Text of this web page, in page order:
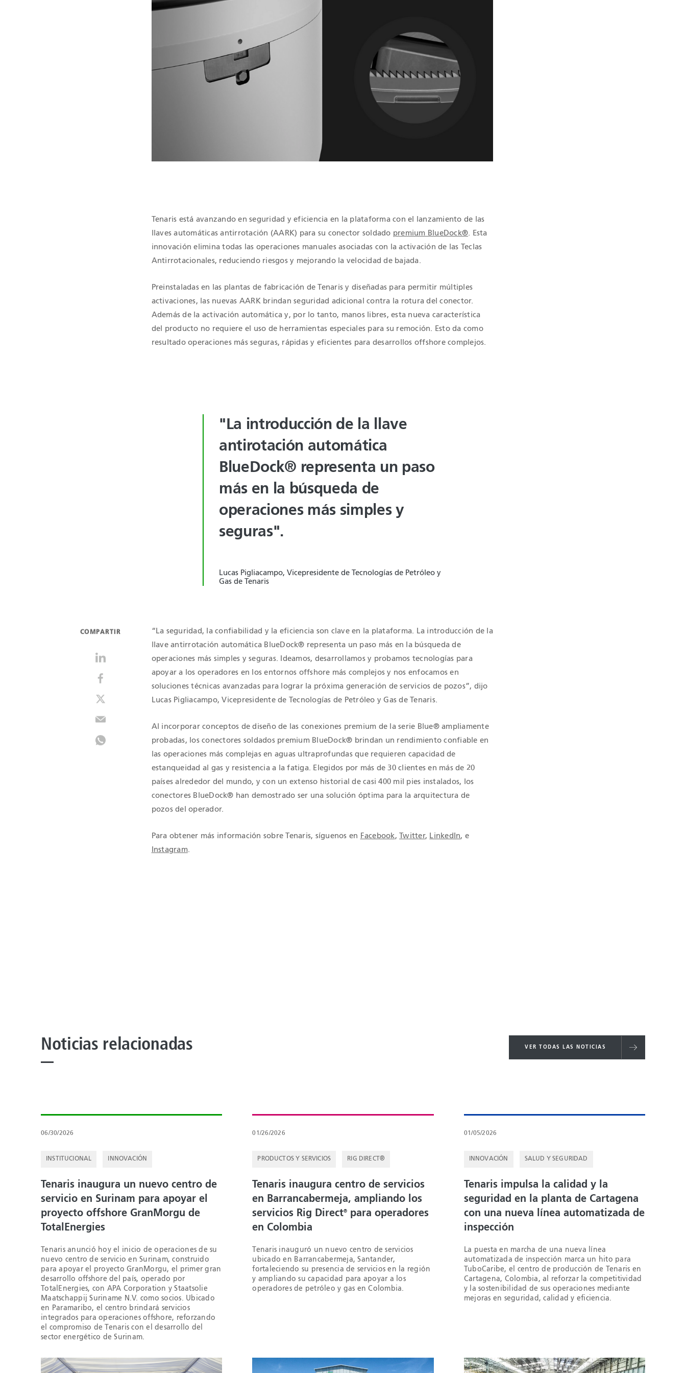
COMPARTIR
Tenaris está avanzando en seguridad y eficiencia en la plataforma con el lanzamiento de las
llaves automáticas antirrotación (AARK) para su conector soldado premium BlueDock® . Esta
innovación elimina todas las operaciones manuales asociadas con la activación de las Teclas
Antirrotacionales, reduciendo riesgos y mejorando la velocidad de bajada.
Preinstaladas en las plantas de fabricación de Tenaris y diseñadas para permitir múltiples
activaciones, las nuevas AARK brindan seguridad adicional contra la rotura del conector.
Además de la activación automática y, por lo tanto, manos libres, esta nueva característica
del producto no requiere el uso de herramientas especiales para su remoción. Esto da como
resultado operaciones más seguras, rápidas y eficientes para desarrollos offshore complejos.
"La introducción de la llave
antirotación automática
BlueDock® representa un paso
más en la búsqueda de
operaciones más simples y
seguras".
Lucas Pigliacampo, Vicepresidente de Tecnologías de Petróleo y
Gas de Tenaris
“La seguridad, la confiabilidad y la eficiencia son clave en la plataforma. La introducción de la
llave antirrotación automática BlueDock® representa un paso más en la búsqueda de
operaciones más simples y seguras. Ideamos, desarrollamos y probamos tecnologías para
apoyar a los operadores en los entornos offshore más complejos y nos enfocamos en
soluciones técnicas avanzadas para lograr la próxima generación de servicios de pozos”, dijo
Lucas Pigliacampo, Vicepresidente de Tecnologías de Petróleo y Gas de Tenaris.
Al incorporar conceptos de diseño de las conexiones premium de la serie Blue® ampliamente
probadas, los conectores soldados premium BlueDock® brindan un rendimiento confiable en
las operaciones más complejas en aguas ultraprofundas que requieren capacidad de
estanqueidad al gas y resistencia a la fatiga. Elegidos por más de 30 clientes en más de 20
países alrededor del mundo, y con un extenso historial de casi 400 mil pies instalados, los
conectores BlueDock® han demostrado ser una solución óptima para la arquitectura de
pozos del operador.
Para obtener más información sobre Tenaris, síguenos en Facebook, Twitter, LinkedIn, e
Instagram.
Noticias relacionadas VER TODAS LAS NOTICIAS
06/30/2026
INSTITUCIONAL INNOVACIÓN
Tenaris inaugura un nuevo centro de
servicio en Surinam para apoyar el
proyecto offshore GranMorgu de
TotalEnergies
Tenaris anunció hoy el inicio de operaciones de su
nuevo centro de servicio en Surinam, construido
para apoyar el proyecto GranMorgu, el primer gran
desarrollo offshore del país, operado por
TotalEnergies, con APA Corporation y Staatsolie
Maatschappij Suriname N.V. como socios. Ubicado
en Paramaribo, el centro brindará servicios
integrados para operaciones offshore, reforzando
el compromiso de Tenaris con el desarrollo del
sector energético de Surinam.
01/26/2026
PRODUCTOS Y SERVICIOS RIG DIRECT®
Tenaris inaugura centro de servicios
en Barrancabermeja, ampliando los
servicios Rig Direct®
para operadores
en Colombia
Tenaris inauguró un nuevo centro de servicios
ubicado en Barrancabermeja, Santander,
fortaleciendo su presencia de servicios en la región
y ampliando su capacidad para apoyar a los
operadores de petróleo y gas en Colombia.
01/05/2026
INNOVACIÓN SALUD Y SEGURIDAD
Tenaris impulsa la calidad y la
seguridad en la planta de Cartagena
con una nueva línea automatizada de
inspección
La puesta en marcha de una nueva línea
automatizada de inspección marca un hito para
TuboCaribe, el centro de producción de Tenaris en
Cartagena, Colombia, al reforzar la competitividad
y la sostenibilidad de sus operaciones mediante
mejoras en seguridad, calidad y eficiencia.